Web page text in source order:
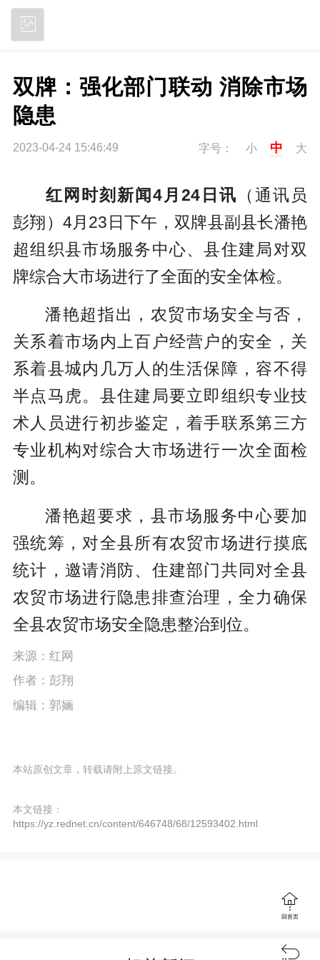
双牌：强化部门联动 消除市场
隐患
2023-04-24 15:46:49 字号： 小 中 大
红网时刻新闻4月24日讯 （通讯员
彭翔）4月23日下午，双牌县副县长潘艳
超组织县市场服务中心、县住建局对双
牌综合大市场进行了全面的安全体检。
潘艳超指出，农贸市场安全与否，
关系着市场内上百户经营户的安全，关
系着县城内几万人的生活保障，容不得
半点马虎。县住建局要立即组织专业技
术人员进行初步鉴定，着手联系第三方
专业机构对综合大市场进行一次全面检
测。
潘艳超要求，县市场服务中心要加
强统筹，对全县所有农贸市场进行摸底
统计，邀请消防、住建部门共同对全县
农贸市场进行隐患排查治理，全力确保
全县农贸市场安全隐患整治到位。
来源：红网
作者：彭翔
编辑：郭婳
本站原创文章，转载请附上原文链接。
本文链接：
https://yz.rednet.cn/content/646748/68/12593402.html

回首页
